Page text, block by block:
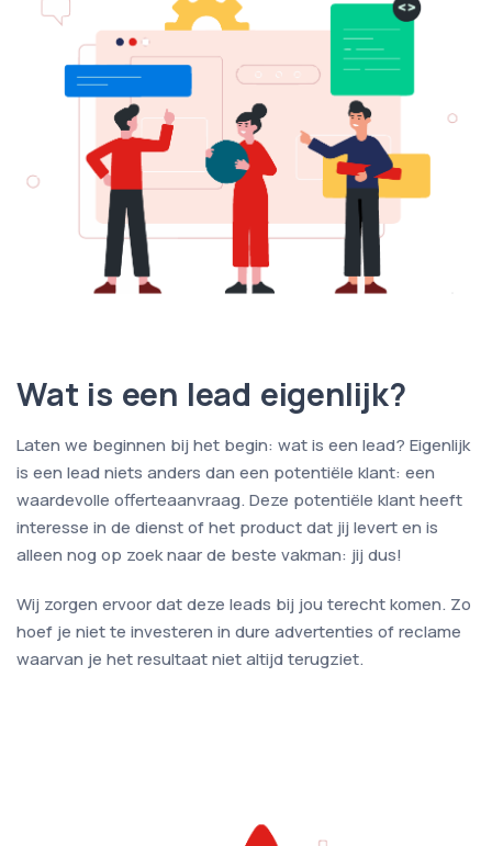
Wat is een lead eigenlijk?
Laten we beginnen bij het begin: wat is een lead? Eigenlijk
is een lead niets anders dan een potentiële klant: een
waardevolle offerteaanvraag. Deze potentiële klant heeft
interesse in de dienst of het product dat jij levert en is
alleen nog op zoek naar de beste vakman: jij dus!
Wij zorgen ervoor dat deze leads bij jou terecht komen. Zo
hoef je niet te investeren in dure advertenties of reclame
waarvan je het resultaat niet altijd terugziet.